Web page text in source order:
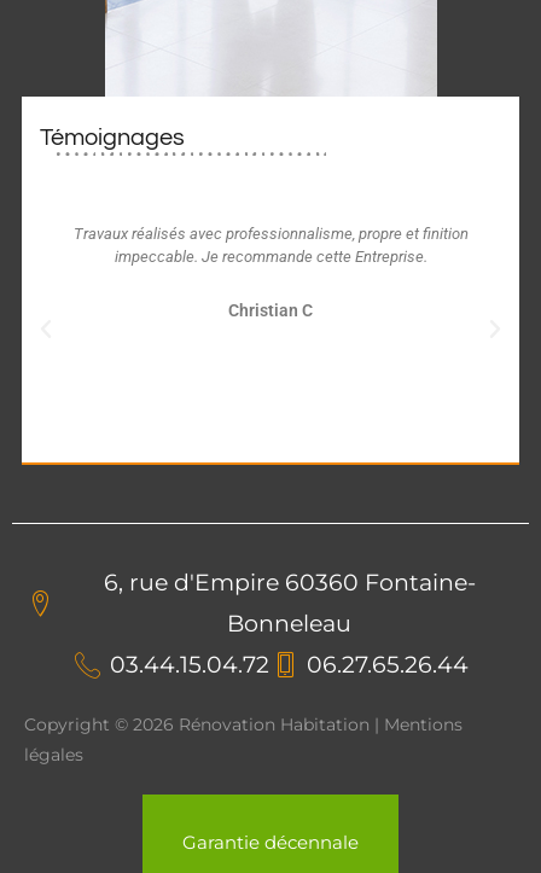
Témoignages
Travaux réalisés avec professionnalisme, propre et finition
impeccable. Je recommande cette Entreprise.
Christian C
6, rue d'Empire 60360 Fontaine-
Bonneleau
03.44.15.04.72
06.27.65.26.44
Copyright © 2026 Rénovation Habitation | Mentions
légales
Garantie décennale